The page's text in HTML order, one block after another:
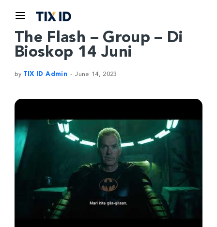
The Flash – Group – Di
Bioskop 14 Juni
by TIX ID Admin June 14, 2023